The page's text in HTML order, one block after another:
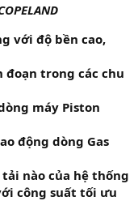
với độ bền cao,
trong các chu
máy Piston
động dòng Gas
nào của hệ thống
công suất tối ưu